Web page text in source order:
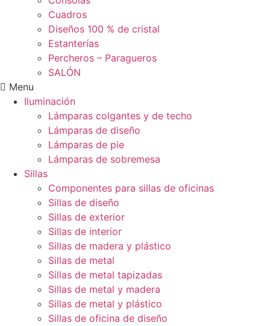
Cuadros
Diseños 100 % de cristal
Estanterías
Percheros – Paragueros
SALÓN
Menu
Iluminación
Lámparas colgantes y de techo
Lámparas de diseño
Lámparas de pie
Lámparas de sobremesa
Sillas
Componentes para sillas de oficinas
Sillas de diseño
Sillas de exterior
Sillas de interior
Sillas de madera y plástico
Sillas de metal
Sillas de metal tapizadas
Sillas de metal y madera
Sillas de metal y plástico
Sillas de oficina de diseño